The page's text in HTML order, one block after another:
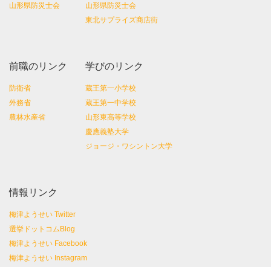
山形県防災士会
山形県防災士会
東北サプライズ商店街
前職のリンク
防衛省
外務省
農林水産省
学びのリンク
蔵王第一小学校
蔵王第一中学校
山形東高等学校
慶應義塾大学
ジョージ・ワシントン大学
情報リンク
梅津ようせい Twitter
選挙ドットコムBlog
梅津ようせい Facebook
梅津ようせい Instagram